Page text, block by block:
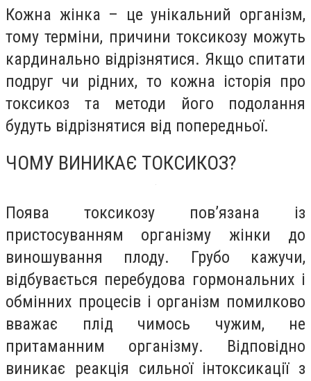
Кожна жінка – це унікальний організм,
тому терміни, причини токсикозу можуть
кардинально відрізнятися. Якщо спитати
подруг чи рідних, то кожна історія про
токсикоз та методи його подолання
будуть відрізнятися від попередньої.
ЧОМУ ВИНИКАЄ ТОКСИКОЗ?
Поява токсикозу пов’язана із
пристосуванням організму жінки до
виношування плоду. Грубо кажучи,
відбувається перебудова гормональних і
обмінних процесів і організм помилково
вважає плід чимось чужим, не
притаманним організму. Відповідно
виникає реакція сильної інтоксикації з